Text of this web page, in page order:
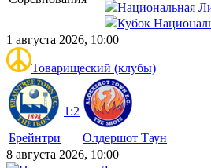
Национальная
Кубок
1 августа 2026, 10:00
Товарищеский (клубы)
Брейнтри
1:2
Олдершот Таун
8 августа 2026, 10:00